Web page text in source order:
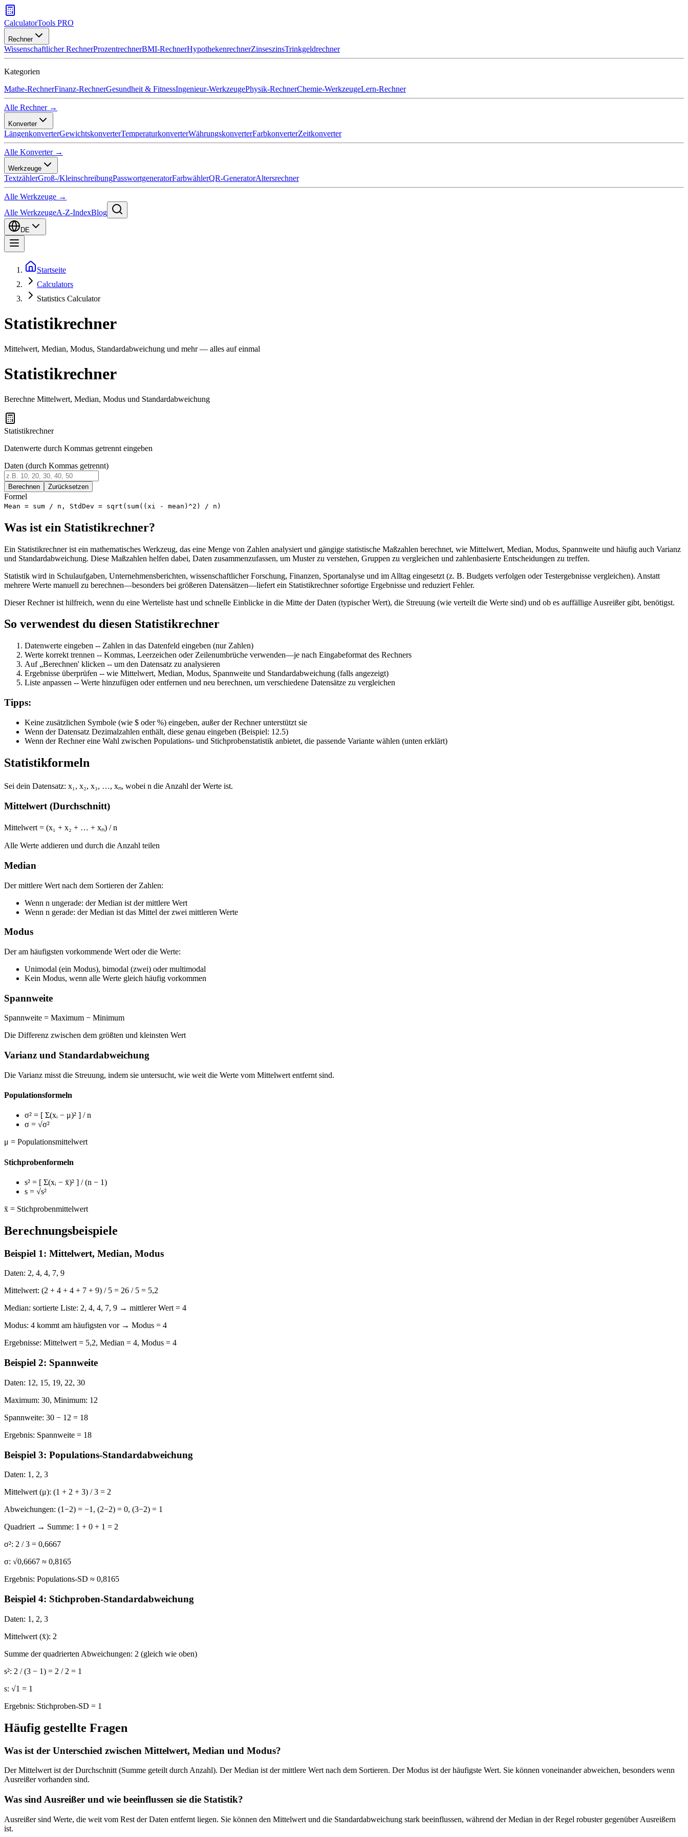
CalculatorTools PRO
Rechner
Wissenschaftlicher RechnerProzentrechnerBMI-RechnerHypothekenrechnerZinseszinsTrinkgeldrechner
Kategorien
Mathe-RechnerFinanz-RechnerGesundheit & FitnessIngenieur-WerkzeugePhysik-RechnerChemie-WerkzeugeLern-Rechner
Alle Rechner →
Konverter
LängenkonverterGewichtskonverterTemperaturkonverterWährungskonverterFarbkonverterZeitkonverter
Alle Konverter →
Werkzeuge
TextzählerGroß-/KleinschreibungPasswortgeneratorFarbwählerQR-GeneratorAltersrechner
Alle Werkzeuge →
Alle WerkzeugeA-Z-IndexBlog
DE
Startseite
Calculators
Statistics Calculator
Statistikrechner
Mittelwert, Median, Modus, Standardabweichung und mehr — alles auf einmal
Statistikrechner
Berechne Mittelwert, Median, Modus und Standardabweichung
Statistikrechner
Datenwerte durch Kommas getrennt eingeben
Daten (durch Kommas getrennt)
Berechnen Zurücksetzen
Formel
Mean = sum / n, StdDev = sqrt(sum((xi - mean)^2) / n)
Was ist ein Statistikrechner?
Ein Statistikrechner ist ein mathematisches Werkzeug, das eine Menge von Zahlen analysiert und gängige statistische Maßzahlen berechnet, wie Mittelwert, Median, Modus, Spannweite und häufig auch Varianz
und Standardabweichung. Diese Maßzahlen helfen dabei, Daten zusammenzufassen, um Muster zu verstehen, Gruppen zu vergleichen und zahlenbasierte Entscheidungen zu treffen.
Statistik wird in Schulaufgaben, Unternehmensberichten, wissenschaftlicher Forschung, Finanzen, Sportanalyse und im Alltag eingesetzt (z. B. Budgets verfolgen oder Testergebnisse vergleichen). Anstatt
mehrere Werte manuell zu berechnen—besonders bei größeren Datensätzen—liefert ein Statistikrechner sofortige Ergebnisse und reduziert Fehler.
Dieser Rechner ist hilfreich, wenn du eine Werteliste hast und schnelle Einblicke in die Mitte der Daten (typischer Wert), die Streuung (wie verteilt die Werte sind) und ob es auffällige Ausreißer gibt, benötigst.
So verwendest du diesen Statistikrechner
Datenwerte eingeben -- Zahlen in das Datenfeld eingeben (nur Zahlen)
Werte korrekt trennen -- Kommas, Leerzeichen oder Zeilenumbrüche verwenden—je nach Eingabeformat des Rechners
Auf „Berechnen' klicken -- um den Datensatz zu analysieren
Ergebnisse überprüfen -- wie Mittelwert, Median, Modus, Spannweite und Standardabweichung (falls angezeigt)
Liste anpassen -- Werte hinzufügen oder entfernen und neu berechnen, um verschiedene Datensätze zu vergleichen
Tipps:
Keine zusätzlichen Symbole (wie $ oder %) eingeben, außer der Rechner unterstützt sie
Wenn der Datensatz Dezimalzahlen enthält, diese genau eingeben (Beispiel: 12.5)
Wenn der Rechner eine Wahl zwischen Populations- und Stichprobenstatistik anbietet, die passende Variante wählen (unten erklärt)
Statistikformeln
Sei dein Datensatz: x₁, x₂, x₃, …, xₙ, wobei n die Anzahl der Werte ist.
Mittelwert (Durchschnitt)
Mittelwert = (x₁ + x₂ + … + xₙ) / n
Alle Werte addieren und durch die Anzahl teilen
Median
Der mittlere Wert nach dem Sortieren der Zahlen:
Wenn n ungerade: der Median ist der mittlere Wert
Wenn n gerade: der Median ist das Mittel der zwei mittleren Werte
Modus
Der am häufigsten vorkommende Wert oder die Werte:
Unimodal (ein Modus), bimodal (zwei) oder multimodal
Kein Modus, wenn alle Werte gleich häufig vorkommen
Spannweite
Spannweite = Maximum − Minimum
Die Differenz zwischen dem größten und kleinsten Wert
Varianz und Standardabweichung
Die Varianz misst die Streuung, indem sie untersucht, wie weit die Werte vom Mittelwert entfernt sind.
Populationsformeln
σ² = [ Σ(xᵢ − μ)² ] / n
σ = √σ²
μ = Populationsmittelwert
Stichprobenformeln
s² = [ Σ(xᵢ − x̄)² ] / (n − 1)
s = √s²
x̄ = Stichprobenmittelwert
Berechnungsbeispiele
Beispiel 1: Mittelwert, Median, Modus
Daten: 2, 4, 4, 7, 9
Mittelwert: (2 + 4 + 4 + 7 + 9) / 5 = 26 / 5 = 5,2
Median: sortierte Liste: 2, 4, 4, 7, 9 → mittlerer Wert = 4
Modus: 4 kommt am häufigsten vor → Modus = 4
Ergebnisse: Mittelwert = 5,2, Median = 4, Modus = 4
Beispiel 2: Spannweite
Daten: 12, 15, 19, 22, 30
Maximum: 30, Minimum: 12
Spannweite: 30 − 12 = 18
Ergebnis: Spannweite = 18
Beispiel 3: Populations-Standardabweichung
Daten: 1, 2, 3
Mittelwert (μ): (1 + 2 + 3) / 3 = 2
Abweichungen: (1−2) = −1, (2−2) = 0, (3−2) = 1
Quadriert → Summe: 1 + 0 + 1 = 2
σ²: 2 / 3 = 0,6667
σ: √0,6667 ≈ 0,8165
Ergebnis: Populations-SD ≈ 0,8165
Beispiel 4: Stichproben-Standardabweichung
Daten: 1, 2, 3
Mittelwert (x̄): 2
Summe der quadrierten Abweichungen: 2 (gleich wie oben)
s²: 2 / (3 − 1) = 2 / 2 = 1
s: √1 = 1
Ergebnis: Stichproben-SD = 1
Häufig gestellte Fragen
Was ist der Unterschied zwischen Mittelwert, Median und Modus?
Der Mittelwert ist der Durchschnitt (Summe geteilt durch Anzahl). Der Median ist der mittlere Wert nach dem Sortieren. Der Modus ist der häufigste Wert. Sie können voneinander abweichen, besonders wenn
Ausreißer vorhanden sind.
Was sind Ausreißer und wie beeinflussen sie die Statistik?
Ausreißer sind Werte, die weit vom Rest der Daten entfernt liegen. Sie können den Mittelwert und die Standardabweichung stark beeinflussen, während der Median in der Regel robuster gegenüber Ausreißern
ist.